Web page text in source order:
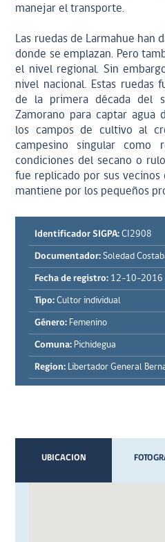
manejar el transporte.
Las ruedas de Larmahue han
donde se emplazan. Pero
el nivel regional. Sin
nivel nacional. Estas ruedas
de la primera década del
Zamorano para captar agua
los campos de cultivo al
campesino singular como
condiciones del secano o
fue replicado por sus
mantiene por los pequeños
Identificador SIGPA: CI2908
Documentador: Soledad
Fecha de registro: 12-10-2016
Tipo: Cultor individual
Género: Femenino
Comuna: Pichidegua
Region: Libertador General
UBICACION